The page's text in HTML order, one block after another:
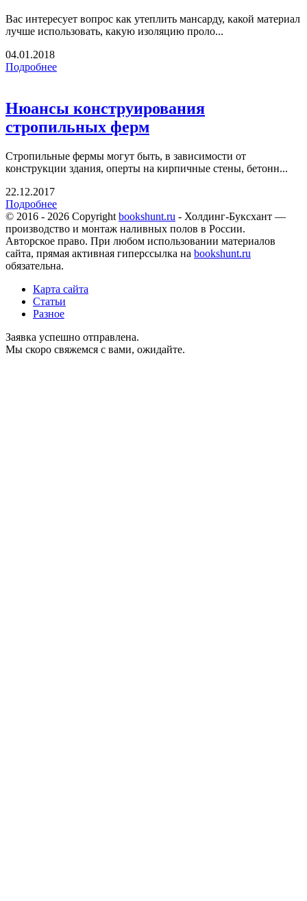
Вас интересует вопрос как утеплить мансарду, какой материал
лучше использовать, какую изоляцию проло...
04.01.2018
Подробнее
Нюансы конструирования
стропильных ферм
Стропильные фермы могут быть, в зависимости от
конструкции здания, оперты на кирпичные стены, бетонн...
22.12.2017
Подробнее
© 2016 - 2026 Copyright bookshunt.ru - Холдинг-Буксхант —
производство и монтаж наливных полов в России.
Авторское право. При любом использовании материалов
сайта, прямая активная гиперссылка на bookshunt.ru
обязательна.
Карта сайта
Статьи
Разное
Заявка успешно отправлена.
Мы скоро свяжемся с вами, ожидайте.